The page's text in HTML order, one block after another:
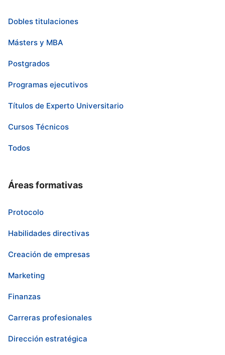
Dobles titulaciones
Másters y MBA
Postgrados
Programas ejecutivos
Títulos de Experto Universitario
Cursos Técnicos
Todos
Áreas formativas
Protocolo
Habilidades directivas
Creación de empresas
Marketing
Finanzas
Carreras profesionales
Dirección estratégica